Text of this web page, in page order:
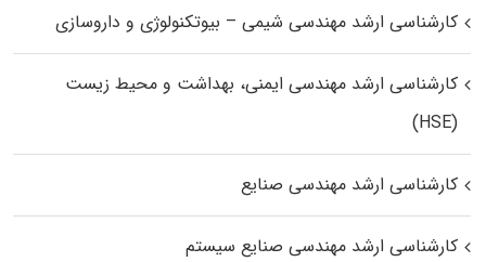
کارشناسی ارشد مهندسی شیمی – بیوتکنولوژی و داروسازی
کارشناسی ارشد مهندسی ایمنی، بهداشت و محیط زیست
(HSE)
کارشناسی ارشد مهندسی صنایع
کارشناسی ارشد مهندسی صنایع سیستم